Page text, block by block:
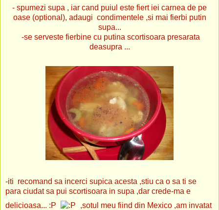
- spumezi supa , iar cand puiul este fiert iei carnea de pe
oase (optional), adaugi condimentele ,si mai fierbi putin
supa...
-se serveste fierbine cu putina scortisoara presarata
deasupra ...
-iti recomand sa incerci supica acesta ,stiu ca o sa ti se
para ciudat sa pui scortisoara in supa ,dar crede-ma e
delicioasa... :P ,sotul meu fiind din Mexico ,am invatat